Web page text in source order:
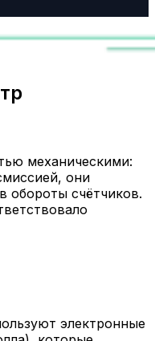
механическими:
они
в обороты счётчиков.
электронные